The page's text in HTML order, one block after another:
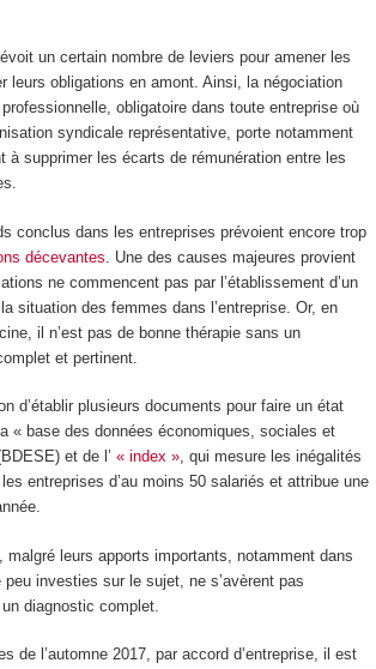
un certain nombre de leviers pour amener les
leurs obligations en amont. Ainsi, la négociation
obligatoire dans toute entreprise où
syndicale représentative, porte notamment
à supprimer les écarts de rémunération entre les
conclus dans les entreprises prévoient encore trop
décevantes . Une des causes majeures provient
ne commencent pas par l’établissement d’un
situation des femmes dans l’entreprise. Or, en
il n’est pas de bonne thérapie sans un
et pertinent.
d’établir plusieurs documents pour faire un état
« base des données économiques, sociales et
et de l’ « index », qui mesure les inégalités
entreprises d’au moins 50 salariés et attribue une
malgré leurs apports importants, notamment dans
investies sur le sujet, ne s’avèrent pas
diagnostic complet.
de l’automne 2017, par accord d’entreprise, il est